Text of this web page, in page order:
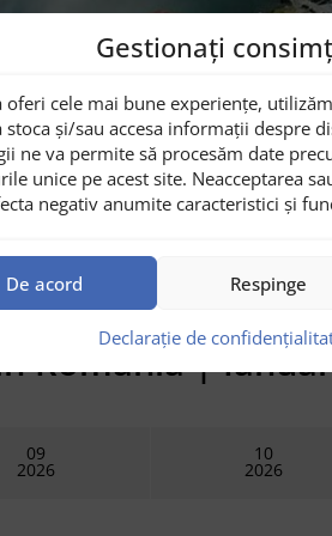
Gestionați
oferi cele mai bune experiențe,
stoca și/sau accesa informații despre
ne va permite să procesăm date
unice pe acest site. Neacceptarea
negativ anumite caracteristici și
De acord Respinge
Declarație de
2
Adulți
0
Copii
România |
09
2026
10
2026